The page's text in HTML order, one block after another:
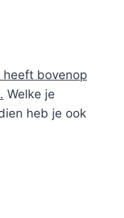
heeft bovenop
Welke je
heb je ook